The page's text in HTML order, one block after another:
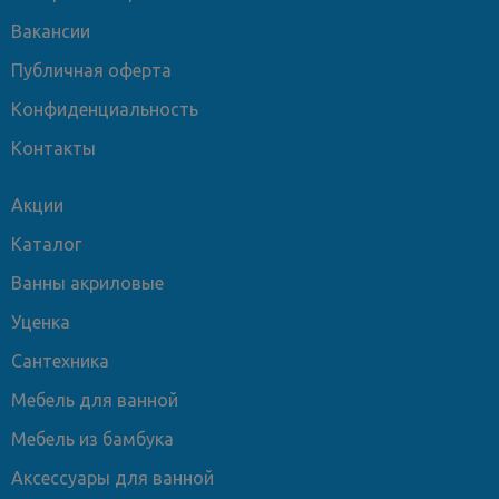
Вакансии
Публичная оферта
Конфиденциальность
Контакты
Акции
Каталог
Ванны акриловые
Уценка
Сантехника
Мебель для ванной
Мебель из бамбука
Аксессуары для ванной